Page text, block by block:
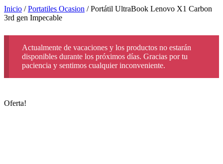
Inicio /Portatiles Ocasion / Portátil UltraBook Lenovo X1 Carbon
3rd gen Impecable
Actualmente de vacaciones y los productos no estarán
disponibles durante los próximos días. Gracias por tu
paciencia y sentimos cualquier inconveniente.
Oferta!